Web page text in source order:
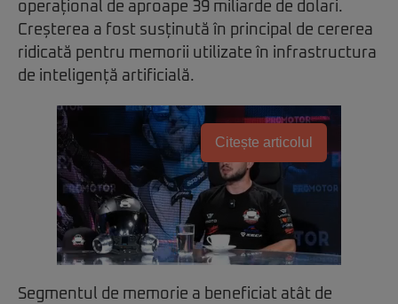
operațional de aproape 39 miliarde de dolari.
Creșterea a fost susținută în principal de cererea
ridicată pentru memorii utilizate în infrastructura
de inteligență artificială.
Citește articolul
Segmentul de memorie a beneficiat atât de